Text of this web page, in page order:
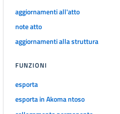
art. 25
art. 26
art. 26 bis
art. 29
art. 30
aggiornamenti all'atto
note atto
aggiornamenti alla struttura
FUNZIONI
esporta
esporta in Akoma ntoso